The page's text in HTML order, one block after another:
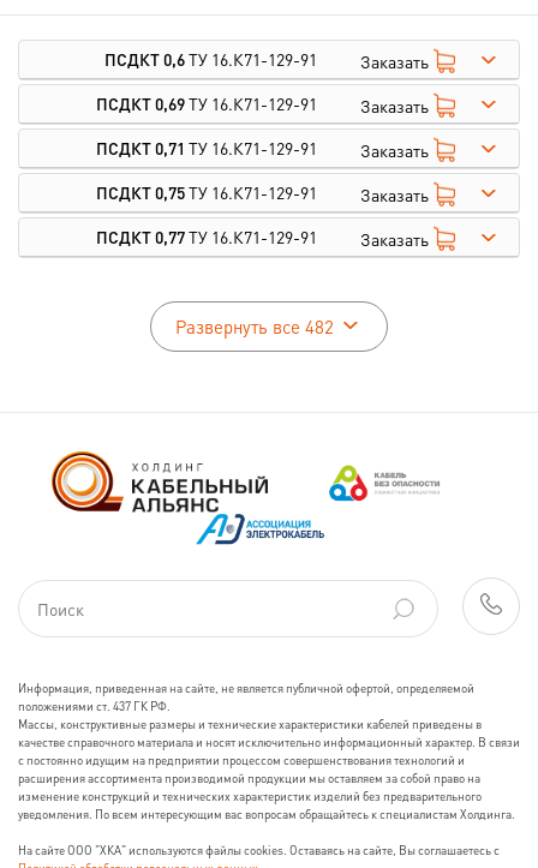
ПСДКТ 0,6ТУ 16.К71-129-91
Заказать
ПСДКТ 0,69ТУ 16.К71-129-91
Заказать
ПСДКТ 0,71 ТУ 16.К71-129-91
Заказать
ПСДКТ 0,75ТУ 16.К71-129-91
Заказать
ПСДКТ 0,77ТУ 16.К71-129-91 Заказать
Развернуть все 482
Информация, приведенная на сайте, не является публичной офертой, определяемой
положениями ст. 437 ГК РФ.
Массы, конструктивные размеры и технические характеристики кабелей приведены в
качестве справочного материала и носят исключительно информационный характер. В связи
с постоянно идущим на предприятии процессом совершенствования технологий и
расширения ассортимента производимой продукции мы оставляем за собой право на
изменение конструкций и технических характеристик изделий без предварительного
уведомления. По всем интересующим вас вопросам обращайтесь к специалистам Холдинга.
На сайте ООО "ХКА" используются файлы cookies. Оставаясь на сайте, Вы соглашаетесь с